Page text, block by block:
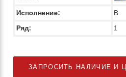
Исполнение:
В
Ряд:
1
ЗАПРОСИТЬ НАЛИЧИЕ И